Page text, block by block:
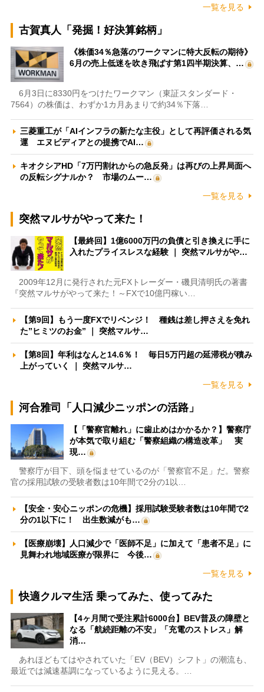
一覧を見る
古賀真人「発掘！好決算銘柄」
《株価34％急落のワークマンに特大反転の期待》
6月の売上低迷を吹き飛ばす第1四半期決算、…
6月3日に8330円をつけたワークマン（東証スタンダード・
7564）の株価は、わずか1カ月あまりで約34％下落…
三菱重工が「AIインフラの新たな主役」として再評価される気
運 エヌビディアとの提携でAI…
キオクシアHD「7万円割れからの急反発」は再びの上昇局面へ
の反転シグナルか？ 市場のムー…
一覧を見る
突然マルサがやって来た！
【最終回】1億6000万円の負債と引き換えに手に
入れたプライスレスな経験 ｜ 突然マルサがや…
2009年12月に発行された元FXトレーダー・磯貝清明氏の著書
『突然マルサがやって来た！～FXで10億円稼い…
【第9回】もう一度FXでリベンジ！ 種銭は差し押さえを免れ
た”ヒミツのお金” ｜ 突然マルサ…
【第8回】年利はなんと14.6％！ 毎日5万円超の延滞税が積み
上がっていく ｜ 突然マルサ…
一覧を見る
河合雅司「人口減少ニッポンの活路」
【「警察官離れ」に歯止めはかかるか？】警察庁
が本気で取り組む「警察組織の構造改革」 実
現…
警察庁が目下、頭を悩ませているのが「警察官不足」だ。警察
官の採用試験の受験者数は10年間で2分の1以…
【安全・安心ニッポンの危機】採用試験受験者数は10年間で2
分の1以下に！ 出生数減がも…
【医療崩壊】人口減少で「医師不足」に加えて「患者不足」に
見舞われ地域医療が限界に 今後…
一覧を見る
快適クルマ生活 乗ってみた、使ってみた
【4ヶ月間で受注累計6000台】BEV普及の障壁と
なる「航続距離の不安」「充電のストレス」解
消…
あれほどもてはやされていた「EV（BEV）シフト」の潮流も、
最近では減速基調になっているように見える。…